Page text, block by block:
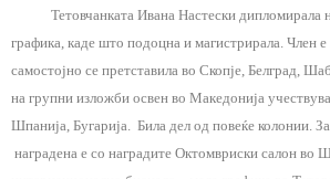
Тетовчанката Ивана Настески дипломирала
графика, каде што подоцна и магистрирала. Член
самостојно се претставила во Скопје, Белград,
на групни изложби освен во Македонија
Шпанија, Бугарија. Била дел од повеќе колонии.
наградена е со наградите Октомвриски салон во